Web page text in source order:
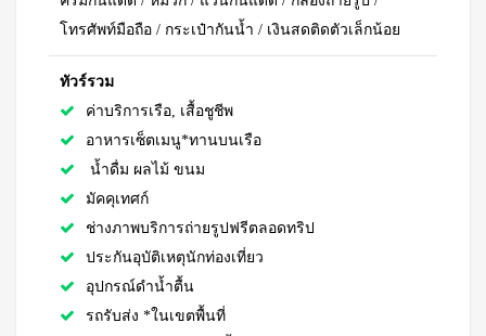
โทรศัพท์มือถือ / กระเป๋ากันน้ำ / เงินสดติดตัวเล็กน้อย
ทัวร์รวม
ค่าบริการเรือ, เสื้อชูชีพ
อาหารเซ็ตเมนู*ทานบนเรือ
น้ำดื่ม ผลไม้ ขนม
มัคคุเทศก์
ช่างภาพบริการถ่ายรูปฟรีตลอดทริป
ประกันอุบัติเหตุนักท่องเที่ยว
อุปกรณ์ดำน้ำตื้น
รถรับส่ง *ในเขตพื้นที่